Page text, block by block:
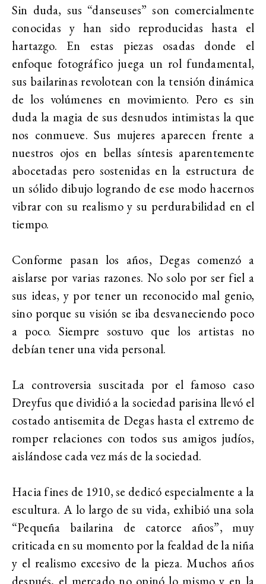
Sin duda, sus “danseuses” son comercialmente
conocidas y han sido reproducidas hasta el
hartazgo. En estas piezas osadas donde el
enfoque fotográfico juega un rol fundamental,
sus bailarinas revolotean con la tensión dinámica
de los volúmenes en movimiento. Pero es sin
duda la magia de sus desnudos intimistas la que
nos conmueve. Sus mujeres aparecen frente a
nuestros ojos en bellas síntesis aparentemente
abocetadas pero sostenidas en la estructura de
un sólido dibujo logrando de ese modo hacernos
vibrar con su realismo y su perdurabilidad en el
tiempo.
Conforme pasan los años, Degas comenzó a
aislarse por varias razones. No solo por ser fiel a
sus ideas, y por tener un reconocido mal genio,
sino porque su visión se iba desvaneciendo poco
a poco. Siempre sostuvo que los artistas no
debían tener una vida personal.
La controversia suscitada por el famoso caso
Dreyfus que dividió a la sociedad parisina llevó el
costado antisemita de Degas hasta el extremo de
romper relaciones con todos sus amigos judíos,
aislándose cada vez más de la sociedad.
Hacia fines de 1910, se dedicó especialmente a la
escultura. A lo largo de su vida, exhibió una sola
“Pequeña bailarina de catorce años”, muy
criticada en su momento por la fealdad de la niña
y el realismo excesivo de la pieza. Muchos años
después, el mercado no opinó lo mismo y en la